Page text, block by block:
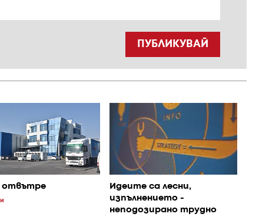
ПУБЛИКУВАЙ
отвътре
Идеите са лесни,
изпълнението -
неподозирано трудно